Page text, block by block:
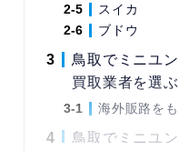
スイカ
ブドウ
鳥取でミニユ
買取業者を選ぶ
海外販路を
鳥取でミニユ